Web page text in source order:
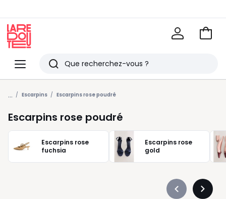
Menu
Redoute
Rechercher
Derniers
articles
vus
Voir
... Escarpins Escarpins rose poudré
Escarpins rose poudré
Escarpins rose
fuchsia
Escarpins rose
gold
Précédent